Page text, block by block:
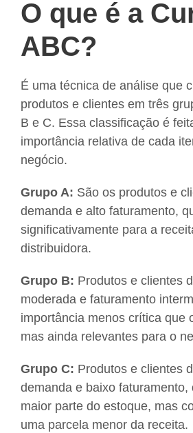
O que é a
ABC?
É uma técnica de análise que
produtos e clientes em três
B e C. Essa classificação é
importância relativa de cada
negócio.
Grupo A: São os produtos e
demanda e alto faturamento,
significativamente para a
distribuidora.
Grupo B: Produtos e clientes
moderada e faturamento
importância menos crítica que
mas ainda relevantes para o
Grupo C: Produtos e clientes
demanda e baixo faturamento,
maior parte do estoque, mas
uma parcela menor da receita.